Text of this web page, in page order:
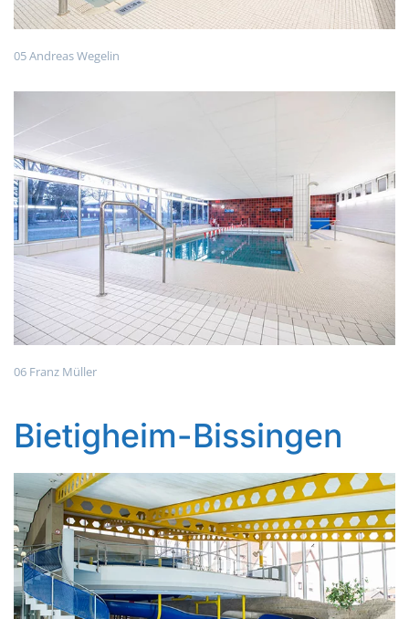
05 Andreas Wegelin
06 Franz Müller
Bietigheim-Bissingen